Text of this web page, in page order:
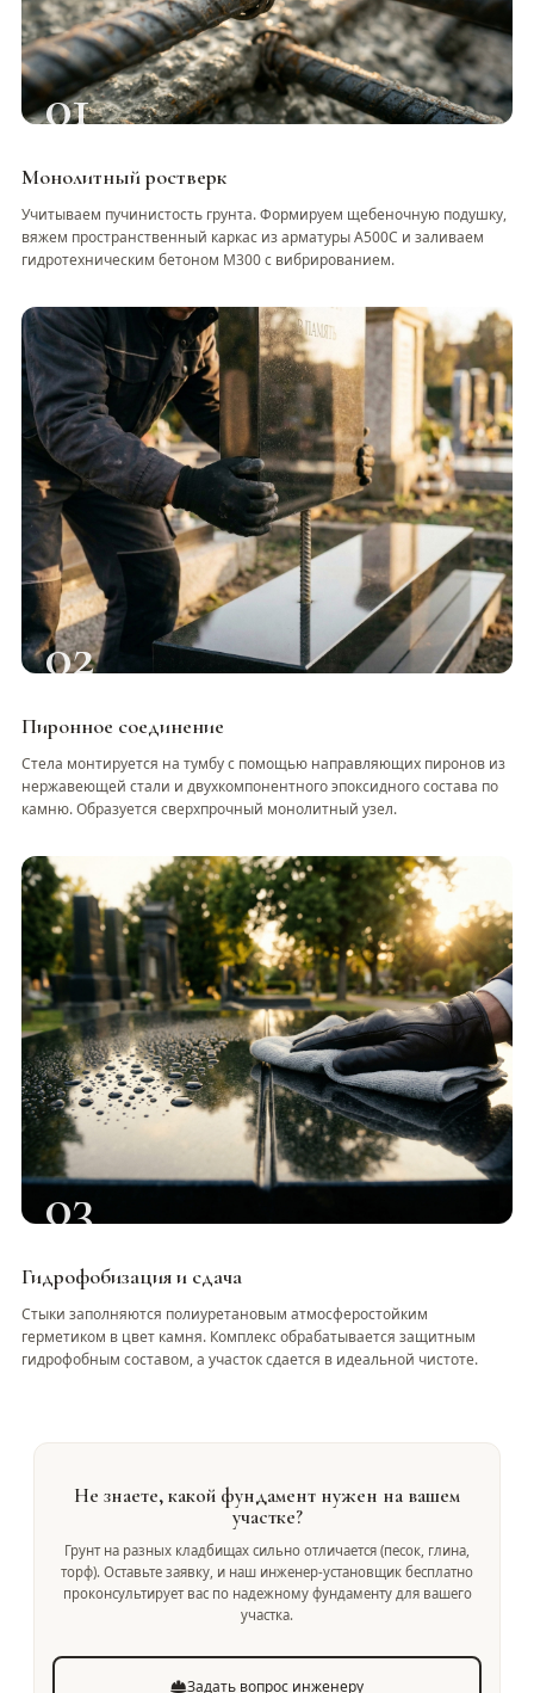
01
Монолитный ростверк
Учитываем пучинистость грунта. Формируем щебеночную подушку,
вяжем пространственный каркас из арматуры А500С и заливаем
гидротехническим бетоном М300 с вибрированием.
02
Пиронное соединение
Стела монтируется на тумбу с помощью направляющих пиронов из
нержавеющей стали и двухкомпонентного эпоксидного состава по
камню. Образуется сверхпрочный монолитный узел.
03
Гидрофобизация и сдача
Стыки заполняются полиуретановым атмосферостойким
герметиком в цвет камня. Комплекс обрабатывается защитным
гидрофобным составом, а участок сдается в идеальной чистоте.
Не знаете, какой фундамент нужен на вашем
участке?
Грунт на разных кладбищах сильно отличается (песок, глина,
торф). Оставьте заявку, и наш инженер-установщик бесплатно
проконсультирует вас по надежному фундаменту для вашего
участка.
Задать вопрос инженеру